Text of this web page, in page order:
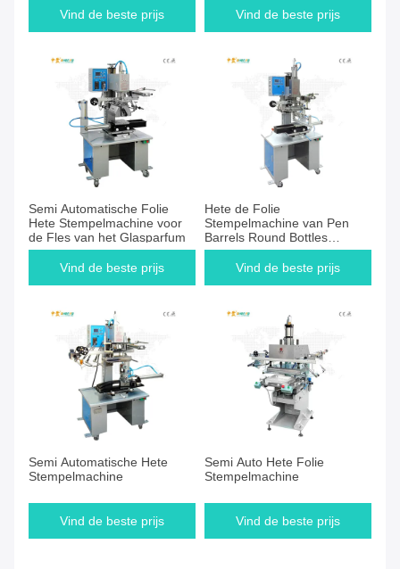
Vind de beste prijs
Vind de beste prijs
Semi Automatische Folie
Hete Stempelmachine voor
de Fles van het Glasparfum
Vind de beste prijs
Hete de Folie
Stempelmachine van Pen
Barrels Round Bottles
Pneumatic
Vind de beste prijs
Semi Automatische Hete
Stempelmachine
Vind de beste prijs
Semi Auto Hete Folie
Stempelmachine
Vind de beste prijs